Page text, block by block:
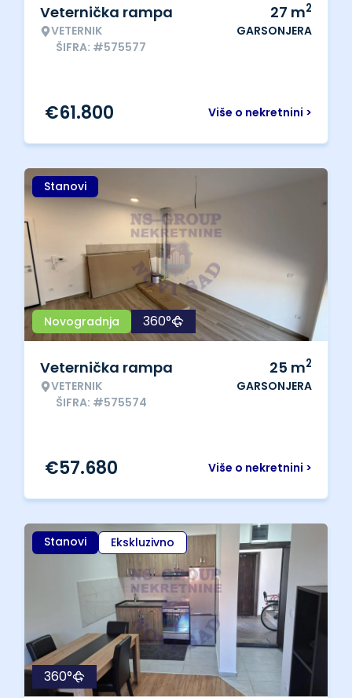
Veternička rampa
VETERNIK
ŠIFRA: #575577
27 m2
GARSONJERA
Više o nekretnini >
€61.800
Stanovi
Novogradnja 360°
Veternička rampa
VETERNIK
ŠIFRA: #575574
25 m2
GARSONJERA
Više o nekretnini >
€57.680
Stanovi Ekskluzivno
360°